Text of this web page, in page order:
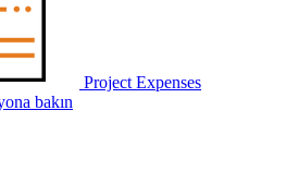
Project Expenses
bakın